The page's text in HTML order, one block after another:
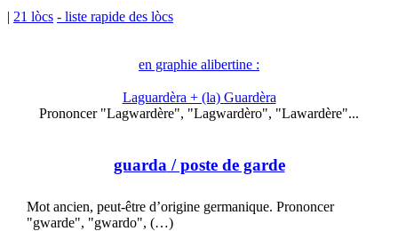
| 21 lòcs - liste rapide des lòcs
en graphie alibertine :
Laguardèra + (la) Guardèra
Prononcer "Lagwardère", "Lagwardèro", "Lawardère"...
guarda / poste de garde
Mot ancien, peut-être d’origine germanique. Prononcer
"gwarde", "gwardo", (…)